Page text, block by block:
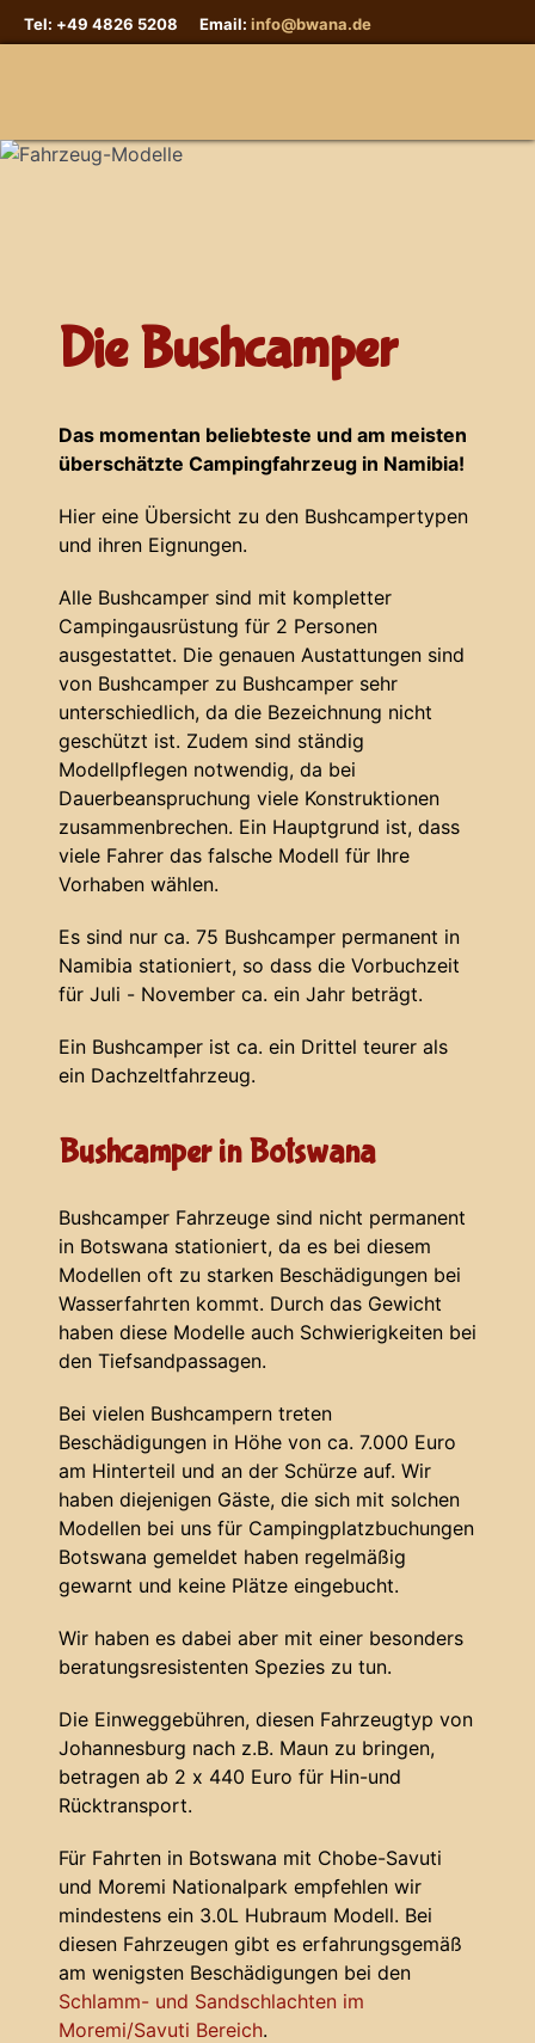
Tel: +49 4826 5208 Email: info@bwana.de
Sprache auswählen
Die Bushcamper
Das momentan beliebteste und am meisten
überschätzte Campingfahrzeug in Namibia!
Hier eine Übersicht zu den Bushcampertypen
und ihren Eignungen.
Alle Bushcamper sind mit kompletter
Campingausrüstung für 2 Personen
ausgestattet. Die genauen Austattungen sind
von Bushcamper zu Bushcamper sehr
unterschiedlich, da die Bezeichnung nicht
geschützt ist. Zudem sind ständig
Modellpflegen notwendig, da bei
Dauerbeanspruchung viele Konstruktionen
zusammenbrechen. Ein Hauptgrund ist, dass
viele Fahrer das falsche Modell für Ihre
Vorhaben wählen.
Es sind nur ca. 75 Bushcamper permanent in
Namibia stationiert, so dass die Vorbuchzeit
für Juli - November ca. ein Jahr beträgt.
Ein Bushcamper ist ca. ein Drittel teurer als
ein Dachzeltfahrzeug.
Bushcamper in Botswana
Bushcamper Fahrzeuge sind nicht permanent
in Botswana stationiert, da es bei diesem
Modellen oft zu starken Beschädigungen bei
Wasserfahrten kommt. Durch das Gewicht
haben diese Modelle auch Schwierigkeiten bei
den Tiefsandpassagen.
Bei vielen Bushcampern treten
Beschädigungen in Höhe von ca. 7.000 Euro
am Hinterteil und an der Schürze auf. Wir
haben diejenigen Gäste, die sich mit solchen
Modellen bei uns für Campingplatzbuchungen
Botswana gemeldet haben regelmäßig
gewarnt und keine Plätze eingebucht.
Wir haben es dabei aber mit einer besonders
beratungsresistenten Spezies zu tun.
Die Einweggebühren, diesen Fahrzeugtyp von
Johannesburg nach z.B. Maun zu bringen,
betragen ab 2 x 440 Euro für Hin-und
Rücktransport.
Für Fahrten in Botswana mit Chobe-Savuti
und Moremi Nationalpark empfehlen wir
mindestens ein 3.0L Hubraum Modell. Bei
diesen Fahrzeugen gibt es erfahrungsgemäß
am wenigsten Beschädigungen bei den
Schlamm- und Sandschlachten im
Moremi/Savuti Bereich.